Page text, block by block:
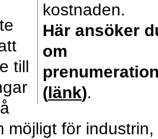
kostnaden.
Här ansöker
om
(länk).
till
möjligt för industrin,